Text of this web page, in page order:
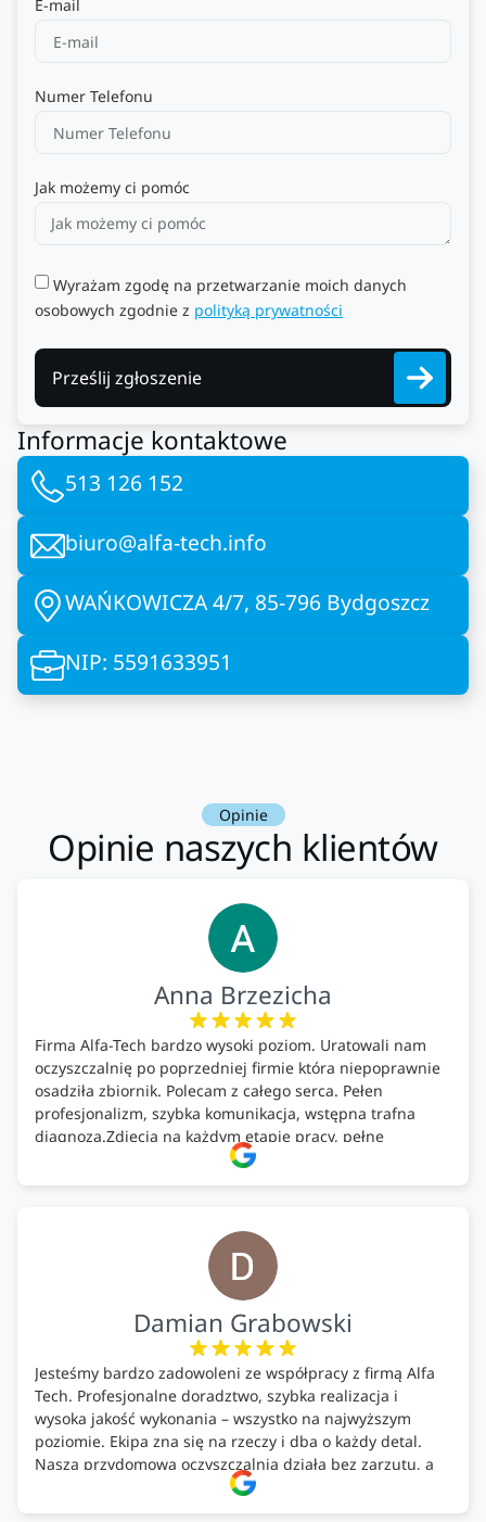
E-mail
Numer Telefonu
Jak możemy ci pomóc
Wyrażam zgodę na przetwarzanie moich danych
osobowych zgodnie z polityką prywatności
Prześlij zgłoszenie
Informacje kontaktowe
513 126 152
biuro@alfa-tech.info
WAŃKOWICZA 4/7, 85-796 Bydgoszcz
NIP: 5591633951
Opinie
Opinie naszych klientów
Anna Brzezicha
Firma Alfa-Tech bardzo wysoki poziom. Uratowali nam
oczyszczalnię po poprzedniej firmie która niepoprawnie
osadziła zbiornik. Polecam z całego serca. Pełen
profesjonalizm, szybka komunikacja, wstępna trafna
diagnoza.Zdjęcia na każdym etapie pracy, pełne
doradztwo.Dobrze wyszkoleni i znający się na rzeczy.
Podsumowując ekipa na wysokim poziomie, rzetelna.
Damian Grabowski
Jesteśmy bardzo zadowoleni ze współpracy z firmą Alfa
Tech. Profesjonalne doradztwo, szybka realizacja i
wysoka jakość wykonania – wszystko na najwyższym
poziomie. Ekipa zna się na rzeczy i dba o każdy detal.
Nasza przydomowa oczyszczalnia działa bez zarzutu, a
całość została wykonana zgodnie z terminem i
ustaleniami. Z czystym sumieniem polecamy Alfa Tech